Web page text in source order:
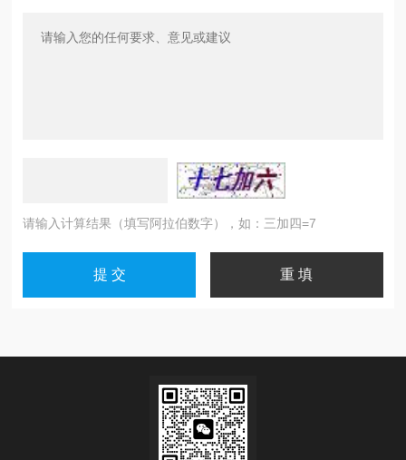
请输入计算结果（填写阿拉伯数字），如：三加四=7